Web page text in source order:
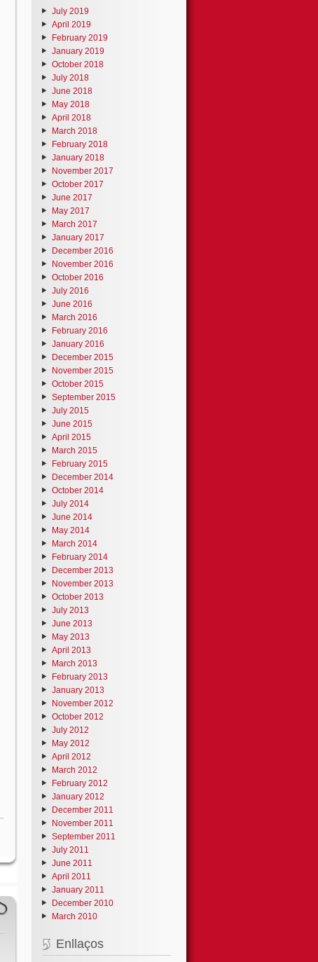
July 2019
April 2019
February 2019
January 2019
October 2018
July 2018
June 2018
May 2018
April 2018
March 2018
February 2018
January 2018
November 2017
October 2017
June 2017
May 2017
March 2017
January 2017
December 2016
November 2016
October 2016
July 2016
June 2016
March 2016
February 2016
January 2016
December 2015
November 2015
October 2015
September 2015
July 2015
June 2015
April 2015
March 2015
February 2015
December 2014
October 2014
July 2014
June 2014
May 2014
March 2014
February 2014
December 2013
November 2013
October 2013
July 2013
June 2013
May 2013
April 2013
March 2013
February 2013
January 2013
November 2012
October 2012
July 2012
May 2012
April 2012
March 2012
February 2012
January 2012
December 2011
November 2011
September 2011
July 2011
June 2011
April 2011
January 2011
December 2010
March 2010
Enllaços